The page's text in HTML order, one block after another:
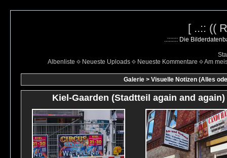
[ ..:: ((
..::::::: Die
Albenliste
Neueste Uploads Neueste Kommentare Am
Galerie > Visuelle Notizen (Alles
Kiel-Gaarden (Stadtteil again and again)